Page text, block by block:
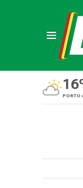
PORTO